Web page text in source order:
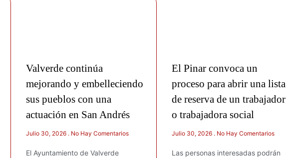
Valverde continúa
mejorando y embelleciendo
sus pueblos con una
actuación en San Andrés
Julio 30, 2026 No Hay Comentarios
El Ayuntamiento de Valverde
El Pinar convoca un
proceso para abrir una lista
de reserva de un trabajador
o trabajadora social
Julio 30, 2026 No Hay Comentarios
Las personas interesadas podrán